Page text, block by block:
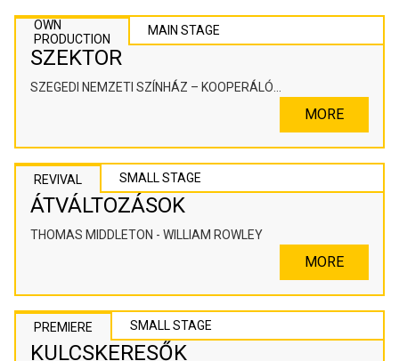
OWN
PRODUCTION
MAIN STAGE
SZEKTOR
SZEGEDI NEMZETI SZÍNHÁZ – KOOPERÁLÓ
MORE
REVIVAL SMALL STAGE
ÁTVÁLTOZÁSOK
THOMAS MIDDLETON - WILLIAM ROWLEY
MORE
PREMIERE SMALL STAGE
KULCSKERESŐK